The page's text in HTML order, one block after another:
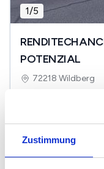
Zustimmung
1/5
POTENZIAL
72218 Wildberg